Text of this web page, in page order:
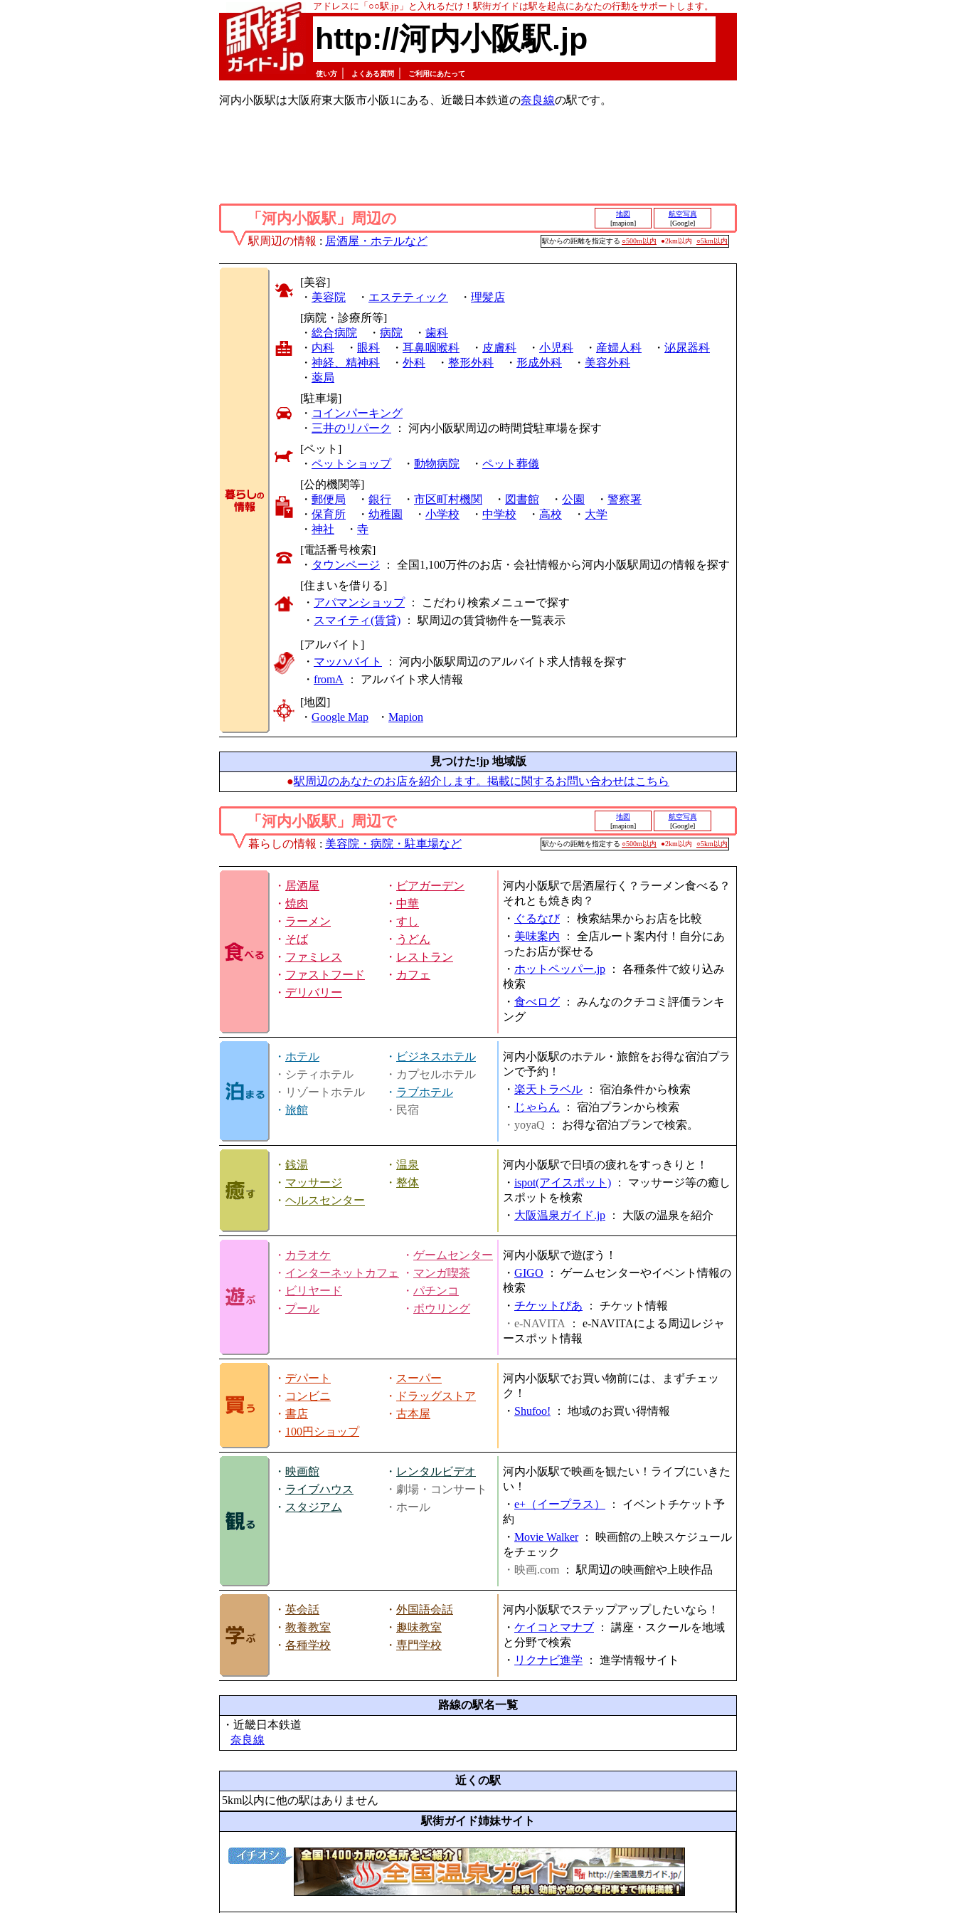
アドレスに「○○駅.jp」と入れるだけ！駅街ガイドは駅を起点にあなたの行動をサポートします。
http://河内小阪駅.jp
使い方 よくある質問 ご利用にあたって
河内小阪駅は大阪府東大阪市小阪1にある、近畿日本鉄道の奈良線の駅です。
「河内小阪駅」周辺の
地図
[mapion]
航空写真
[Google]
駅周辺の情報 : 居酒屋・ホテルなど 駅からの距離を指定する ○500m以内 ●2km以内 ○5km以内
[美容]
・ 美容院 ・ エステティック ・ 理髪店
[病院・診療所等]
・ 総合病院 ・ 病院 ・ 歯科
・ 内科 ・ 眼科 ・ 耳鼻咽喉科 ・ 皮膚科 ・ 小児科 ・ 産婦人科 ・ 泌尿器科
・ 神経、精神科 ・ 外科 ・ 整形外科 ・ 形成外科 ・ 美容外科
・ 薬局
[駐車場]
・ コインパーキング
・ 三井のリパーク
： 河内小阪駅周辺の時間貸駐車場を探す
[ペット]
・ ペットショップ・ 動物病院 ・ ペット葬儀
[公的機関等]
・ 郵便局 ・ 銀行 ・ 市区町村機関 ・ 図書館 ・ 公園 ・ 警察署
・ 保育所 ・ 幼稚園 ・ 小学校 ・ 中学校 ・ 高校 ・ 大学
・ 神社 ・ 寺
[電話番号検索]
・ タウンページ ： 全国1,100万件のお店・会社情報から河内小阪駅周辺の情報を探す
[住まいを借りる]
・ アパマンショップ： こだわり検索メニューで探す
・ スマイティ(賃貸) ： 駅周辺の賃貸物件を一覧表示
[アルバイト]
・ マッハバイト
： 河内小阪駅周辺のアルバイト求人情報を探す
・ fromA ： アルバイト求人情報
[地図]
・ Google Map ・ Mapion
見つけた!jp 地域版
●駅周辺のあなたのお店を紹介します。掲載に関するお問い合わせはこちら
「河内小阪駅」周辺で
地図
[mapion]
航空写真
[Google]
暮らしの情報 : 美容院・病院・駐車場など 駅からの距離を指定する ○500m以内 ●2km以内 ○5km以内
・ 居酒屋 ・ ビアガーデン
・ 焼肉 ・ 中華
・ ラーメン ・ すし
・ そば ・ うどん
・ ファミレス ・ レストラン
・ ファストフード ・ カフェ
・ デリバリー
河内小阪駅で居酒屋行く？ラーメン食べる？
それとも焼き肉？
・ ぐるなび： 検索結果からお店を比較
・ 美味案内 ： 全店ルート案内付！自分にあ
ったお店が探せる
・ ホットペッパー.jp ： 各種条件で絞り込み
検索
・ 食べログ ： みんなのクチコミ評価ランキ
ング
・ ホテル ・ ビジネスホテル
・シティホテル
・カプセルホテル
・リゾートホテル
・ ラブホテル
・ 旅館 ・民宿
河内小阪駅のホテル・旅館をお得な宿泊プラ
ンで予約！
・ 楽天トラベル ： 宿泊条件から検索
・ じゃらん ： 宿泊プランから検索
・yoyaQ ： お得な宿泊プランで検索。
・ 銭湯 ・ 温泉
・ マッサージ ・ 整体
・ ヘルスセンター
河内小阪駅で日頃の疲れをすっきりと！
・ ispot(アイスポット) ： マッサージ等の癒し
スポットを検索
・ 大阪温泉ガイド.jp ： 大阪の温泉を紹介
・ カラオケ ・ ゲームセンター
・ インターネットカフェ ・ マンガ喫茶
・ ビリヤード ・ パチンコ
・ プール ・ ボウリング
河内小阪駅で遊ぼう！
・ GIGO ： ゲームセンターやイベント情報の
検索
・ チケットぴあ ： チケット情報
・e-NAVITA
： e-NAVITAによる周辺レジャ
ースポット情報
・ デパート ・ スーパー
・ コンビニ ・
ドラッグストア
・ 書店 ・ 古本屋
・ 100円ショップ
河内小阪駅でお買い物前には、まずチェッ
ク！
・ Shufoo! ： 地域のお買い得情報
・ 映画館 ・ レンタルビデオ
・ ライブハウス
・劇場・コンサート
・ スタジアム ・ホール
河内小阪駅で映画を観たい！ライブにいきた
い！
・ e+（イープラス） ： イベントチケット予
約
・ Movie Walker： 映画館の上映スケジュール
をチェック
・映画.com ： 駅周辺の映画館や上映作品
・ 英会話 ・ 外国語会話
・ 教養教室 ・ 趣味教室
・ 各種学校 ・ 専門学校
河内小阪駅でステップアップしたいなら！
・ ケイコとマナブ ： 講座・スクールを地域
と分野で検索
・ リクナビ進学 ： 進学情報サイト
路線の駅名一覧
・近畿日本鉄道
奈良線
近くの駅
5km以内に他の駅はありません
駅街ガイド姉妹サイト